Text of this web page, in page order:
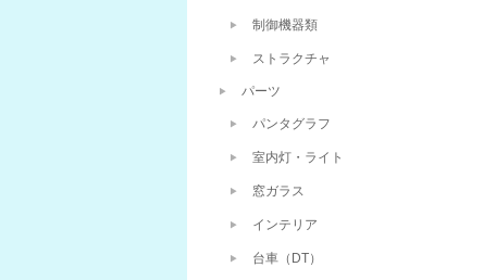
制御機器類
ストラクチャ
パーツ
パンタグラフ
室内灯・ライト
窓ガラス
インテリア
台車（DT）